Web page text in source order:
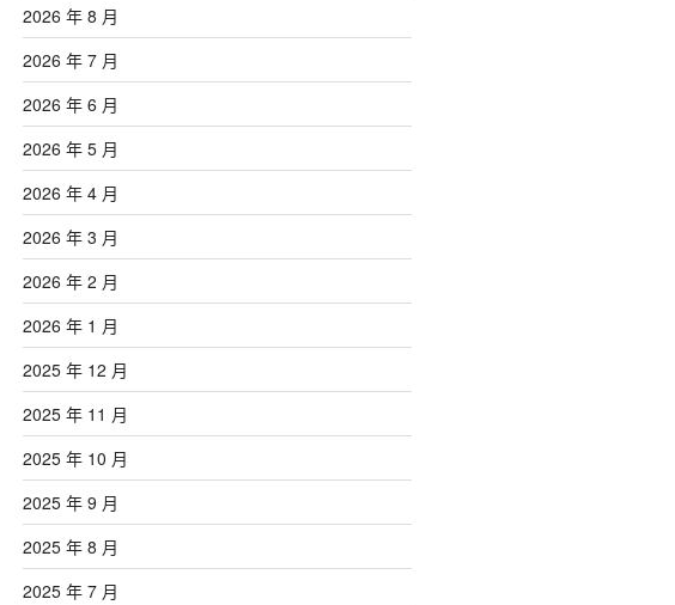
2026 年 8 月
2026 年 7 月
2026 年 6 月
2026 年 5 月
2026 年 4 月
2026 年 3 月
2026 年 2 月
2026 年 1 月
2025 年 12 月
2025 年 11 月
2025 年 10 月
2025 年 9 月
2025 年 8 月
2025 年 7 月